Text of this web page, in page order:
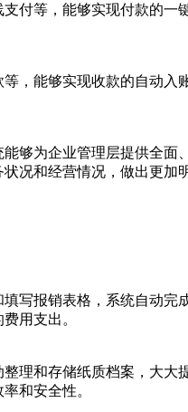
付等，能够实现付款的一
，能够实现收款的自动入
够为企业管理层提供全面
况和经营情况，做出更加
写报销表格，系统自动完
用支出。
理和存储纸质档案，大大
和安全性。